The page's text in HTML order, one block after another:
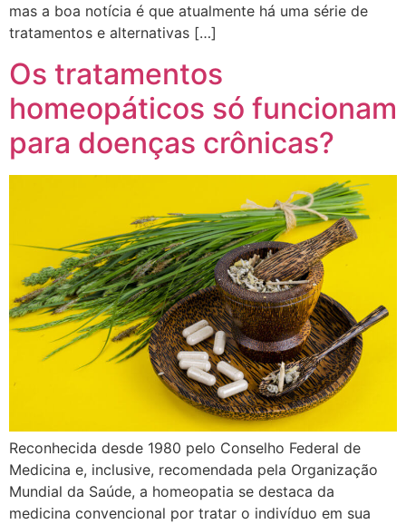
mas a boa notícia é que atualmente há uma série de
tratamentos e alternativas […]
Os tratamentos
homeopáticos só funcionam
para doenças crônicas?
Reconhecida desde 1980 pelo Conselho Federal de
Medicina e, inclusive, recomendada pela Organização
Mundial da Saúde, a homeopatia se destaca da
medicina convencional por tratar o indivíduo em sua